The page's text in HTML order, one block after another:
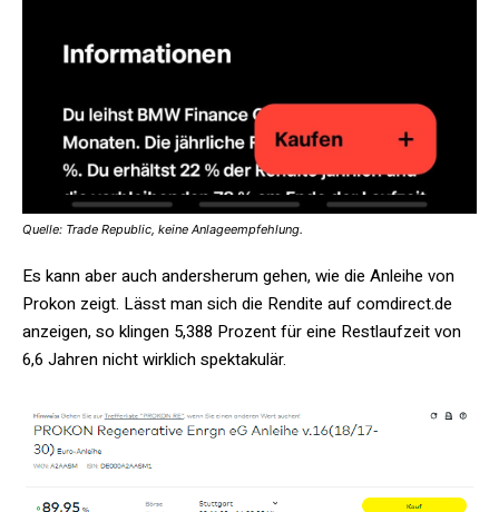
Quelle: Trade Republic, keine Anlageempfehlung.
Es kann aber auch andersherum gehen, wie die Anleihe von
Prokon zeigt. Lässt man sich die Rendite auf comdirect.de
anzeigen, so klingen 5,388 Prozent für eine Restlaufzeit von
6,6 Jahren nicht wirklich spektakulär.